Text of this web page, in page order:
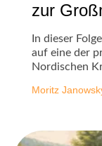
zur
In dieser
auf eine der
Nordischen
Moritz